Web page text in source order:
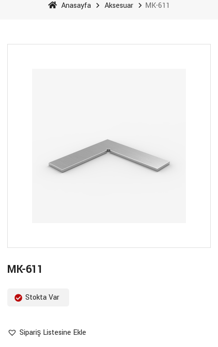
Anasayfa Aksesuar MK-611
MK-611
Stokta Var
Sipariş Listesine Ekle